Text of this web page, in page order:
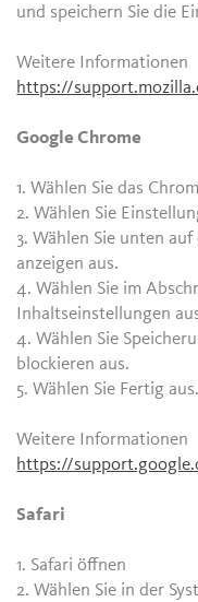
und speichern Sie die
Weitere Informationen
https://
Google Chrome
1. Wählen Sie das
2. Wählen Sie
3. Wählen Sie unten
anzeigen aus.
4. Wählen Sie im
Inhaltseinstellungen
4. Wählen Sie
blockieren aus.
5. Wählen Sie Fertig aus.
Weitere Informationen
https://
Safari
1. Safari öffnen
2. Wählen Sie in der